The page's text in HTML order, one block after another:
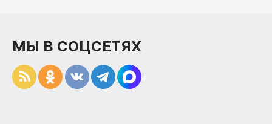
МЫ В СОЦСЕТЯХ